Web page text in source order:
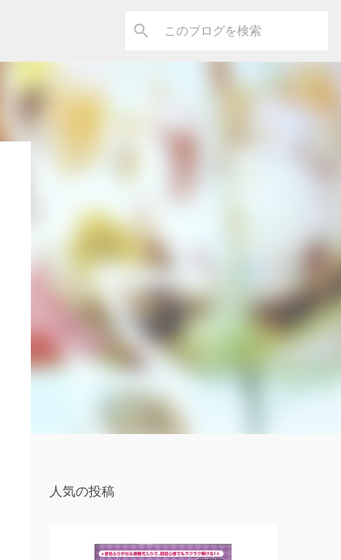
人気の投稿